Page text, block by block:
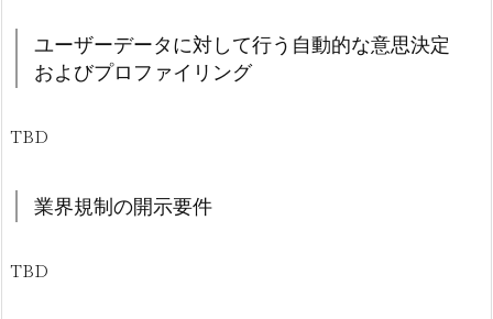
ユーザーデータに対して行う自動的な意思決定
およびプロファイリング
TBD
業界規制の開示要件
TBD